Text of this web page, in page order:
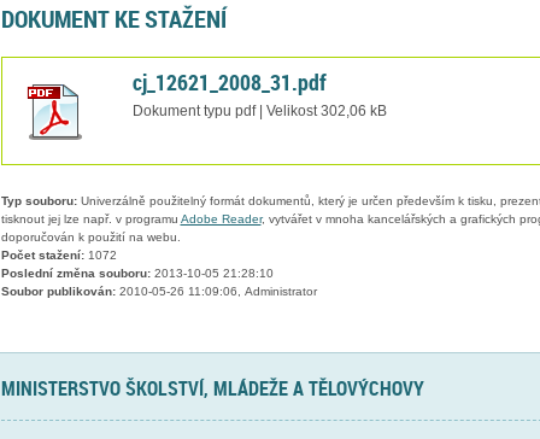
DOKUMENT KE STAŽENÍ
cj_12621_2008_31.pdf
Dokument typu pdf | Velikost 302,06 kB
Typ souboru:Univerzálně použitelný formát dokumentů, který je určen především k tisku,
tisknout jej lze např. v programu Adobe Reader, vytvářet v mnoha kancelářských a grafických
doporučován k použití na webu.
Počet stažení:1072
Poslední změna souboru:2013-10-05 21:28:10
Soubor publikován:2010-05-26 11:09:06, Administrator
MINISTERSTVO ŠKOLSTVÍ, MLÁDEŽE A TĚLOVÝCHOVY